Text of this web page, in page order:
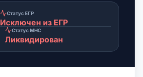
Статус ЕГР
Исключен из ЕГР
Статус МНС
Ликвидирован